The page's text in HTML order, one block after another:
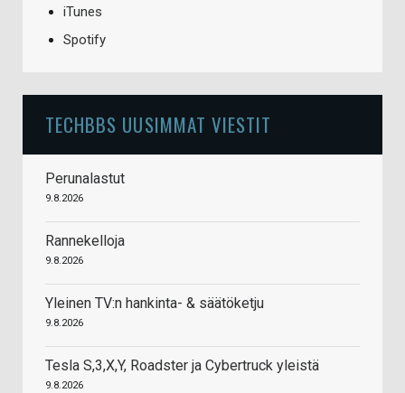
iTunes
Spotify
TECHBBS UUSIMMAT VIESTIT
Perunalastut
9.8.2026
Rannekelloja
9.8.2026
Yleinen TV:n hankinta- & säätöketju
9.8.2026
Tesla S,3,X,Y, Roadster ja Cybertruck yleistä
9.8.2026